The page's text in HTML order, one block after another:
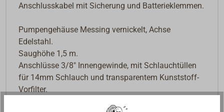
Anschlusskabel mit Sicherung und Batterieklemmen.
Pumpengehäuse Messing vernickelt, Achse
Edelstahl.
Saughöhe 1,5 m.
Anschlüsse 3/8" Innengewinde, mit Schlauchtüllen
für 14mm Schlauch und transparentem Kunststoff-
Vorfilter.